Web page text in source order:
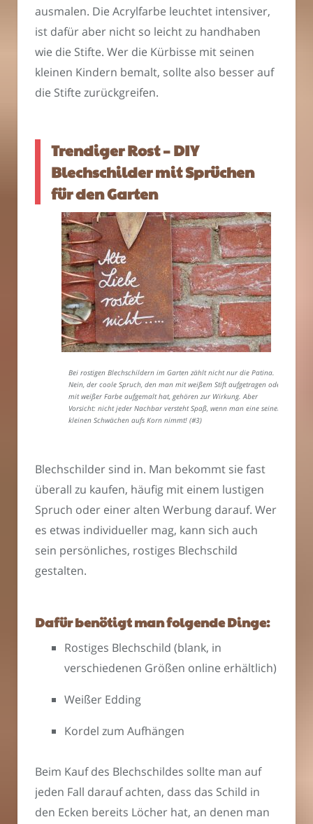
ausmalen. Die Acrylfarbe leuchtet intensiver,
ist dafür aber nicht so leicht zu handhaben
wie die Stifte. Wer die Kürbisse mit seinen
kleinen Kindern bemalt, sollte also besser auf
die Stifte zurückgreifen.
Trendiger Rost – DIY
Blechschilder mit Sprüchen
für den Garten
Bei rostigen Blechschildern im Garten zählt nicht nur die Patina.
Nein, der coole Spruch, den man mit weißem Stift aufgetragen oder
mit weißer Farbe aufgemalt hat, gehören zur Wirkung. Aber
Vorsicht: nicht jeder Nachbar versteht Spaß, wenn man eine seiner
kleinen Schwächen aufs Korn nimmt! (#3)
Blechschilder sind in. Man bekommt sie fast
überall zu kaufen, häufig mit einem lustigen
Spruch oder einer alten Werbung darauf. Wer
es etwas individueller mag, kann sich auch
sein persönliches, rostiges Blechschild
gestalten.
Dafür benötigt man folgende Dinge:
Rostiges Blechschild (blank, in
verschiedenen Größen online erhältlich)
Weißer Edding
Kordel zum Aufhängen
Beim Kauf des Blechschildes sollte man auf
jeden Fall darauf achten, dass das Schild in
den Ecken bereits Löcher hat, an denen man